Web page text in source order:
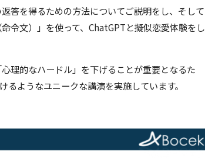
答を得るための方法についてご説明をし、そして
令文）」を使って、ChatGPTと擬似恋愛体験をし
理的なハードル」を下げることが重要となるた
ようなユニークな講演を実施しています。